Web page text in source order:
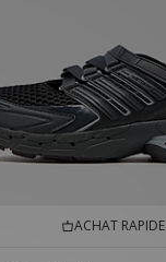
ACHAT RAPIDE